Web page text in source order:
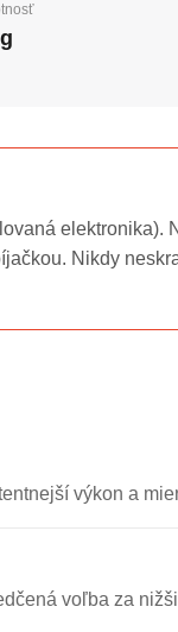
elektronika).
Nikdy
výkon a
voľba za